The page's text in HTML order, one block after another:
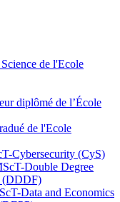
de l'Ecole
diplômé de l’École
de l'Ecole
Cybersecurity (CyS)
Double Degree
(DDDF)
Data and Economics